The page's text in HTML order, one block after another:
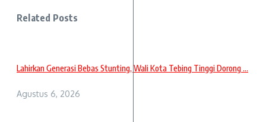
Related Posts
Lahirkan Generasi Bebas Stunting, Wali Kota Tebing Tinggi Dorong ...
Agustus 6, 2026